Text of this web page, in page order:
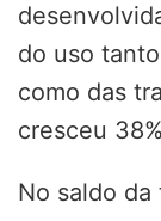
do uso
como das
cresceu
No saldo